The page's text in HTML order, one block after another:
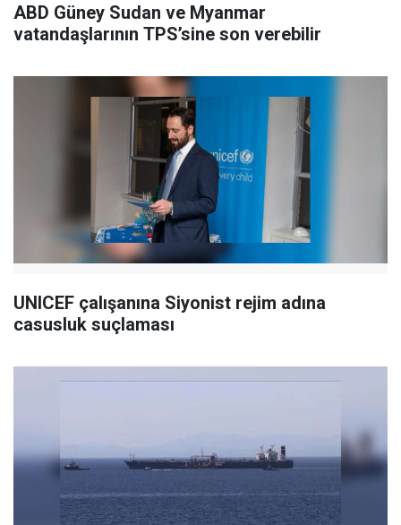
ABD Güney Sudan ve Myanmar
vatandaşlarının TPS’sine son verebilir
UNICEF çalışanına Siyonist rejim adına
casusluk suçlaması